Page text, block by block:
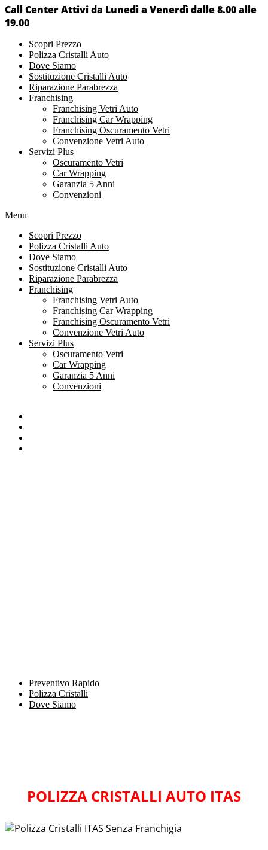
Call Center Attivi da Lunedì a Venerdì dalle 8.00 alle
19.00
Scopri Prezzo
Polizza Cristalli Auto
Dove Siamo
Sostituzione Cristalli Auto
Riparazione Parabrezza
Franchising
Franchising Vetri Auto
Franchising Car Wrapping
Franchising Oscuramento Vetri
Convenzione Vetri Auto
Servizi Plus
Oscuramento Vetri
Car Wrapping
Garanzia 5 Anni
Convenzioni
Menu
Scopri Prezzo
Polizza Cristalli Auto
Dove Siamo
Sostituzione Cristalli Auto
Riparazione Parabrezza
Franchising
Franchising Vetri Auto
Franchising Car Wrapping
Franchising Oscuramento Vetri
Convenzione Vetri Auto
Servizi Plus
Oscuramento Vetri
Car Wrapping
Garanzia 5 Anni
Convenzioni
Preventivo Rapido
Polizza Cristalli
Dove Siamo
POLIZZA CRISTALLI AUTO ITAS